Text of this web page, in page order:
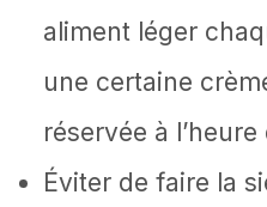
aliment léger
une certaine
réservée à
Éviter de faire la